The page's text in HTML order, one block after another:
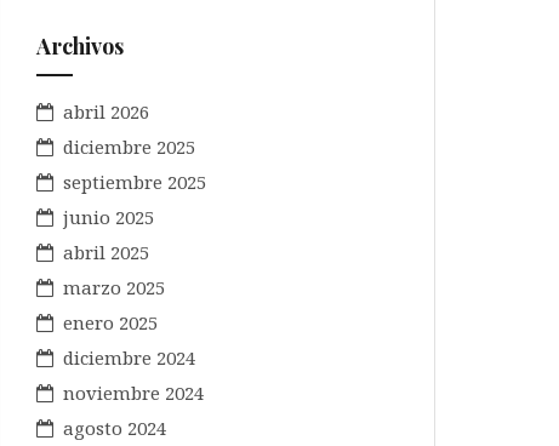
Archivos
abril 2026
diciembre 2025
septiembre 2025
junio 2025
abril 2025
marzo 2025
enero 2025
diciembre 2024
noviembre 2024
agosto 2024